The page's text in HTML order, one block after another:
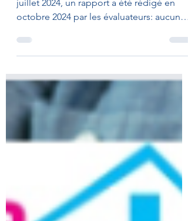
Après une visite de 2 jours sur site en
juillet 2024, un rapport a été rédigé en
octobre 2024 par les évaluateurs: aucun
écart aux 18 critères impératifs définis par
accompagnée: 3,85 / 4 chapitre 2 les
professionnels: 3,89 / 4 chapitre 3 la
gouvernance: 3,97 / 4 Ces résultats ont été
récemment communiqués par la HAS sur
Qualiscope. Ils valorisent une prise en
charge optimisée avec des équipes
investies, qui sont le reflet de notre